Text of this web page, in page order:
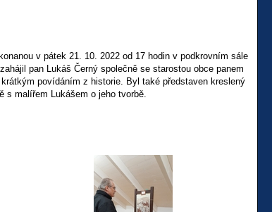
v pátek 21. 10. 2022 od 17 hodin v podkrovním sále
pan Lukáš Černý společně se starostou obce panem
povídáním z historie. Byl také představen kreslený
malířem Lukášem o jeho tvorbě.